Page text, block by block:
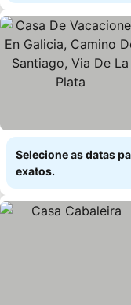
Selecione as datas
exatos.